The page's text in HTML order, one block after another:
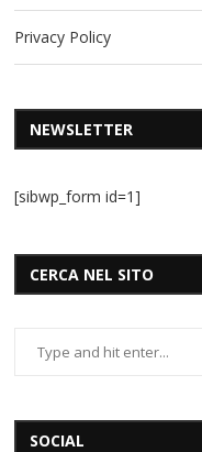
Privacy Policy
NEWSLETTER
[sibwp_form id=1]
CERCA NEL SITO
SOCIAL